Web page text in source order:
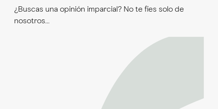
¿Buscas una opinión imparcial? No te fíes solo de
nosotros…